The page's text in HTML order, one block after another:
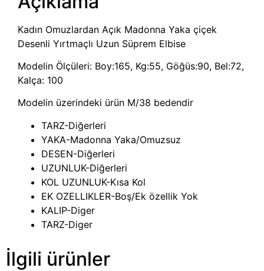
Kadın Omuzlardan Açık Madonna Yaka çiçek
Desenli Yırtmaçlı Uzun Süprem Elbise
Modelin Ölçüleri: Boy:165, Kg:55, Göğüs:90, Bel:72,
Kalça: 100
Modelin üzerindeki ürün M/38 bedendir
TARZ-Diğerleri
YAKA-Madonna Yaka/Omuzsuz
DESEN-Diğerleri
UZUNLUK-Diğerleri
KOL UZUNLUK-Kısa Kol
EK OZELLIKLER-Boş/Ek özellik Yok
KALIP-Diger
TARZ-Diger
İlgili ürünler